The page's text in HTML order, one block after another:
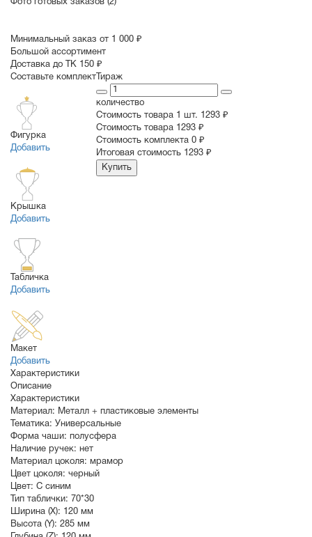
Фото готовых заказов (2)
Минимальный заказ от 1 000 ₽
Большой ассортимент
Доставка до ТК 150 ₽
Составьте комплект
Фигурка
Добавить
Крышка
Добавить
Табличка
Добавить
Макет
Добавить
Тираж
количество
Стоимость товара 1 шт. 1293 ₽
Cтоимость товара 1293 ₽
Стоимость комплекта 0 ₽
Итоговая стоимость 1293 ₽
Купить
Характеристики
Описание
Характеристики
Материал: Металл + пластиковые элементы
Тематика: Универсальные
Форма чаши: полусфера
Наличие ручек: нет
Материал цоколя: мрамор
Цвет цоколя: черный
Цвет: С синим
Тип таблички: 70*30
Ширина (X): 120 мм
Высота (Y): 285 мм